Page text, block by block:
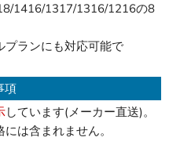
1416/1317/1316/1216の8
プランにも対応可能で
項
しています(メーカー直送)。
は含まれません。